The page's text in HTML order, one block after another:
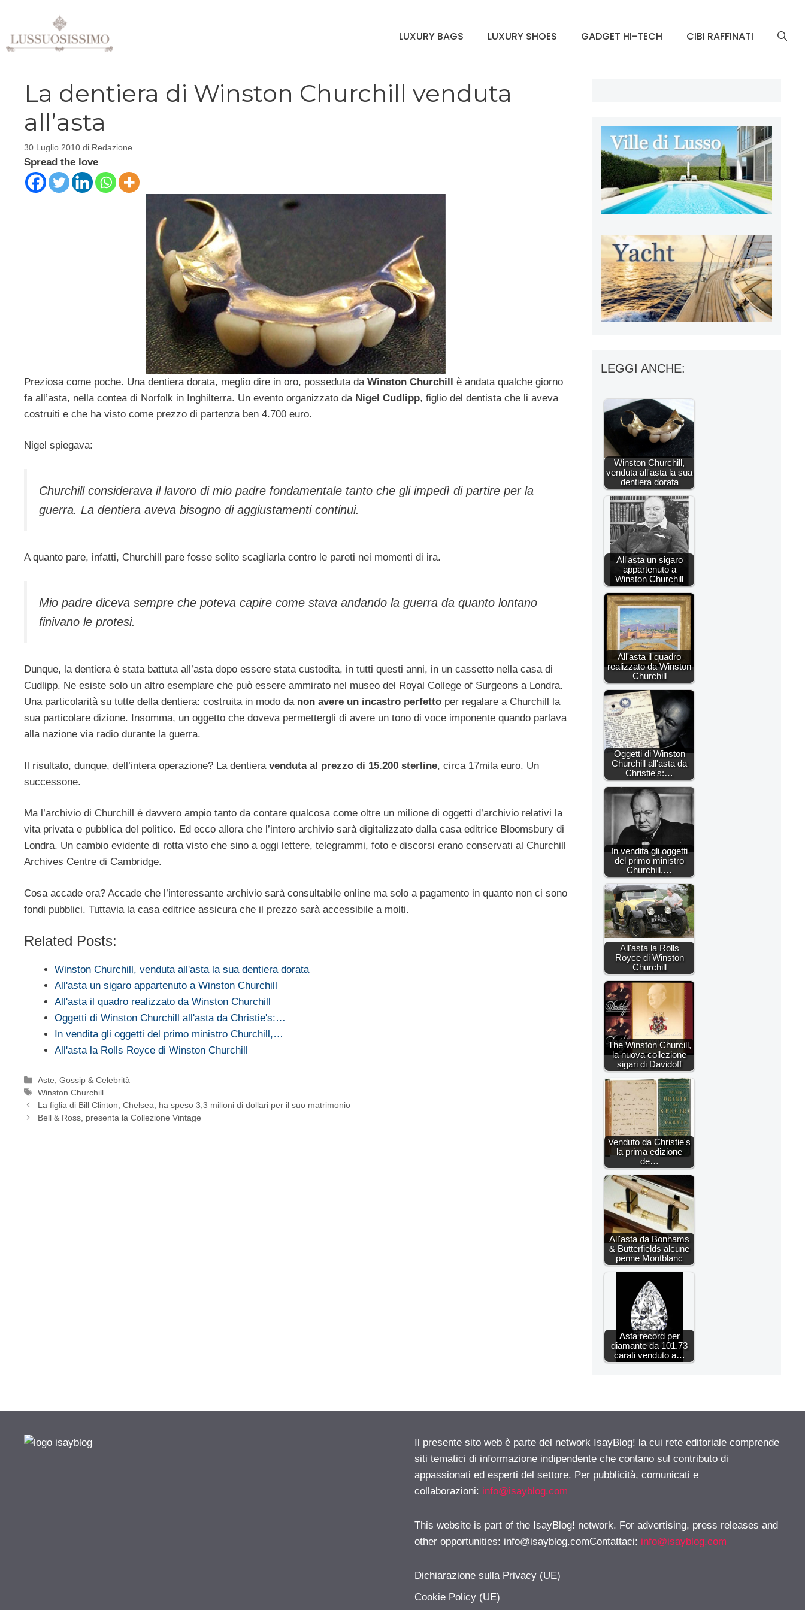
contenuto
LUXURY BAGS LUXURY SHOES GADGET HI-TECH CIBI RAFFINATI
La dentiera di Winston Churchill venduta
all’asta
30 Luglio 2010 di Redazione
Spread the love
Preziosa come poche. Una dentiera dorata, meglio dire in oro, posseduta da Winston Churchill è andata qualche giorno
fa all’asta, nella contea di Norfolk in Inghilterra. Un evento organizzato da Nigel Cudlipp, figlio del dentista che li aveva
costruiti e che ha visto come prezzo di partenza ben 4.700 euro.
Nigel spiegava:
Churchill considerava il lavoro di mio padre fondamentale tanto che gli impedì di partire per la
guerra. La dentiera aveva bisogno di aggiustamenti continui.
A quanto pare, infatti, Churchill pare fosse solito scagliarla contro le pareti nei momenti di ira.
Mio padre diceva sempre che poteva capire come stava andando la guerra da quanto lontano
finivano le protesi.
Dunque, la dentiera è stata battuta all’asta dopo essere stata custodita, in tutti questi anni, in un cassetto nella casa di
Cudlipp. Ne esiste solo un altro esemplare che può essere ammirato nel museo del Royal College of Surgeons a Londra.
Una particolarità su tutte della dentiera: costruita in modo da non avere un incastro perfetto per regalare a Churchill la
sua particolare dizione. Insomma, un oggetto che doveva permettergli di avere un tono di voce imponente quando parlava
alla nazione via radio durante la guerra.
Il risultato, dunque, dell’intera operazione? La dentiera venduta al prezzo di 15.200 sterline, circa 17mila euro. Un
successone.
Ma l’archivio di Churchill è davvero ampio tanto da contare qualcosa come oltre un milione di oggetti d’archivio relativi la
vita privata e pubblica del politico. Ed ecco allora che l’intero archivio sarà digitalizzato dalla casa editrice Bloomsbury di
Londra. Un cambio evidente di rotta visto che sino a oggi lettere, telegrammi, foto e discorsi erano conservati al Churchill
Archives Centre di Cambridge.
Cosa accade ora? Accade che l’interessante archivio sarà consultabile online ma solo a pagamento in quanto non ci sono
fondi pubblici. Tuttavia la casa editrice assicura che il prezzo sarà accessibile a molti.
Related Posts:
Winston Churchill, venduta all'asta la sua dentiera dorata
All'asta un sigaro appartenuto a Winston Churchill
All'asta il quadro realizzato da Winston Churchill
Oggetti di Winston Churchill all'asta da Christie's:…
In vendita gli oggetti del primo ministro Churchill,…
All'asta la Rolls Royce di Winston Churchill
Categorie
Aste ,Gossip & Celebrità
Tag
Winston Churchill
La figlia di Bill Clinton, Chelsea, ha speso 3,3 milioni di dollari per il suo matrimonio
Bell & Ross, presenta la Collezione Vintage
LEGGI ANCHE:
Winston Churchill,
venduta all'asta la sua
dentiera dorata
All'asta un sigaro
appartenuto a
Winston Churchill
All'asta il quadro
realizzato da Winston
Churchill
Oggetti di Winston
Churchill all'asta da
Christie's:…
In vendita gli oggetti
del primo ministro
Churchill,…
All'asta la Rolls
Royce di Winston
Churchill
The Winston Churcill,
la nuova collezione
sigari di Davidoff
Venduto da Christie's
la prima edizione
de…
All'asta da Bonhams
& Butterfields alcune
penne Montblanc
Asta record per
diamante da 101.73
carati venduto a…
Il presente sito web è parte del network IsayBlog! la cui rete editoriale comprende
siti tematici di informazione indipendente che contano sul contributo di
appassionati ed esperti del settore. Per pubblicità, comunicati e
collaborazioni: info@isayblog.com
This website is part of the IsayBlog! network. For advertising, press releases and
other opportunities: info@isayblog.comContattaci: info@isayblog.com
Dichiarazione sulla Privacy (UE)
Cookie Policy (UE)